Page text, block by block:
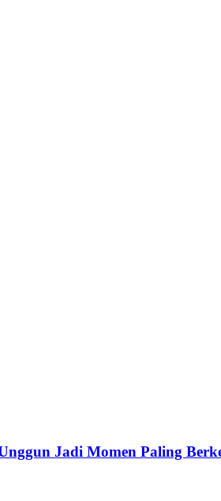
Jadi Momen Paling